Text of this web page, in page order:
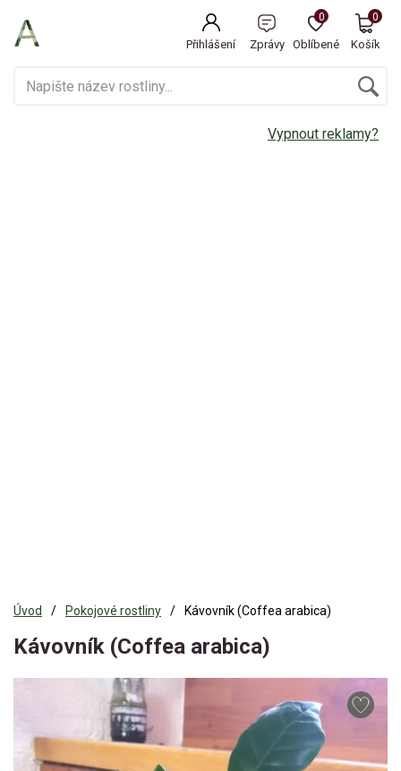
Přihlášení Zprávy Oblíbené
0
Košík
0
Vypnout reklamy?
Úvod Pokojové rostliny Kávovník (Coffea arabica)
Kávovník (Coffea arabica)